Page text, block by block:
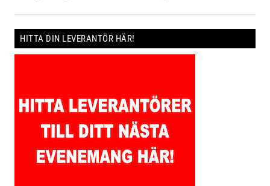
HITTA DIN LEVERANTÖR HÄR!